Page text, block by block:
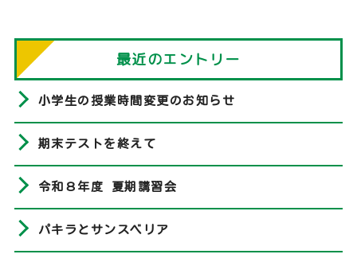
最近のエントリー
小学生の授業時間変更のお知らせ
期末テストを終えて
令和８年度 夏期講習会
パキラとサンスベリア